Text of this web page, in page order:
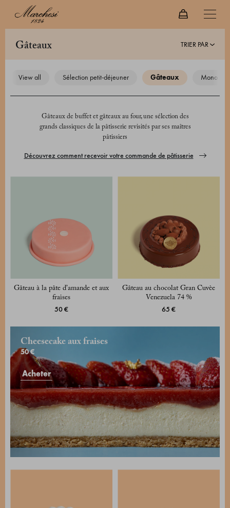
gâteaux TRIER PAR
view all sélection petit-déjeuner gâteaux
Gâteaux de buffet et gâteaux au four, une sélection des
grands classiques de la pâtisserie revisités par ses maîtres
pâtissiers
Découvrez comment recevoir votre commande de pâtisserie
Gâteau à la pâte d’amande et aux
fraises
50 €
Gâteau au chocolat Gran Cuvèe
Venezuela 74 %
65 €
Cheesecake aux fraises
50 €
Acheter